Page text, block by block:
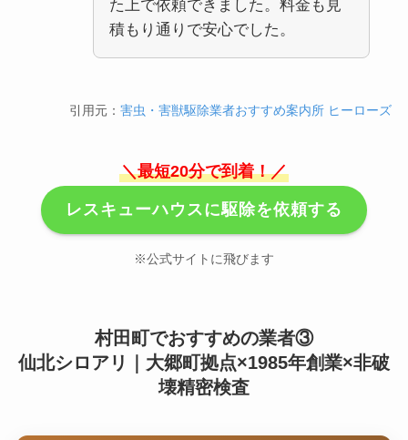
た上で依頼できました。料金も見
積もり通りで安心でした。
引用元：害虫・害獣駆除業者おすすめ案内所 ヒーローズ
＼最短20分で到着！／
レスキューハウスに駆除を依頼する
※公式サイトに飛びます
村田町でおすすめの業者③
仙北シロアリ｜大郷町拠点×1985年創業×非破
壊精密検査